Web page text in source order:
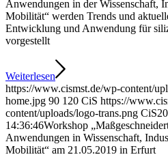
Anwendungen in der Wissenschaft,
Mobilität“ werden Trends und
Entwicklung und Anwendung für
vorgestellt
Weiterlesen
https://www.cismst.de/wp-content/
home.jpg 90 120 CiS https://
content/uploads/logo-trans.png CiS
14:36:46Workshop
Anwendungen in Wissenschaft,
Mobilität“ am 21.05.2019 in Erfurt